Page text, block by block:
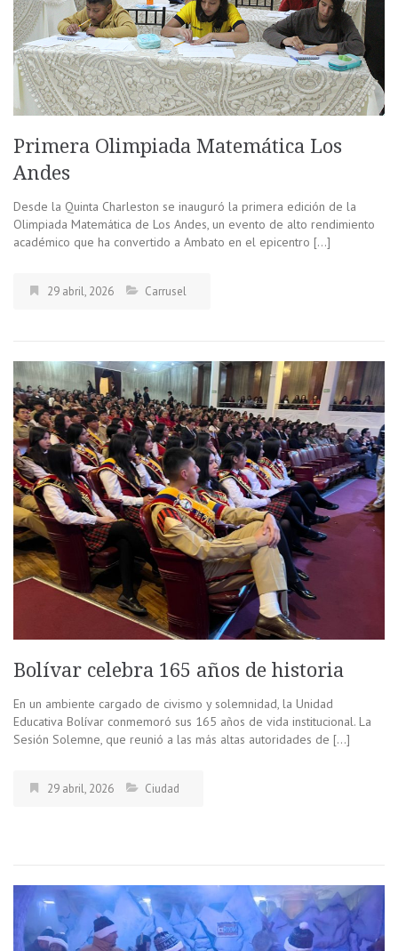
Primera Olimpiada Matemática Los
Andes
Desde la Quinta Charleston se inauguró la primera edición de la
Olimpiada Matemática de Los Andes, un evento de alto rendimiento
académico que ha convertido a Ambato en el epicentro […]
29 abril, 2026 Carrusel
Bolívar celebra 165 años de historia
En un ambiente cargado de civismo y solemnidad, la Unidad
Educativa Bolívar conmemoró sus 165 años de vida institucional. La
Sesión Solemne, que reunió a las más altas autoridades de […]
29 abril, 2026 Ciudad